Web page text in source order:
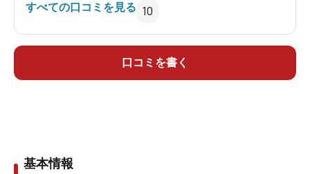
すべての口コミを見る 10
口コミを書く
基本情報